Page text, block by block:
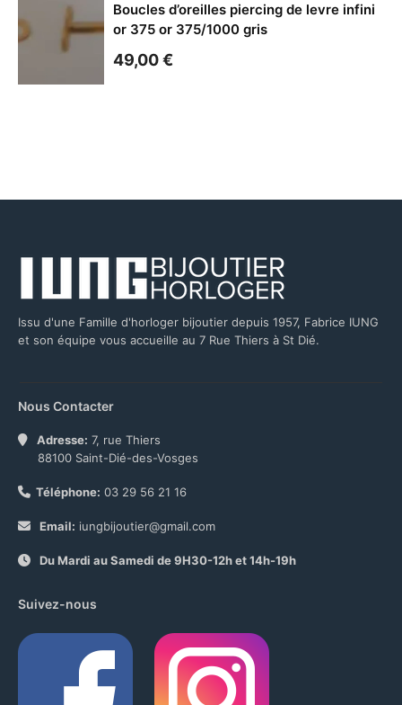
Boucles d’oreilles piercing de levre infini
or 375 or 375/1000 gris
49,00€
Issu d'une Famille d'horloger bijoutier depuis 1957, Fabrice IUNG
et son équipe vous accueille au 7 Rue Thiers à St Dié.
Nous Contacter
Adresse: 7, rue Thiers
88100 Saint-Dié-des-Vosges
Téléphone: 03 29 56 21 16
Email: iungbijoutier@gmail.com
Du Mardi au Samedi de 9H30-12h et 14h-19h
Suivez-nous